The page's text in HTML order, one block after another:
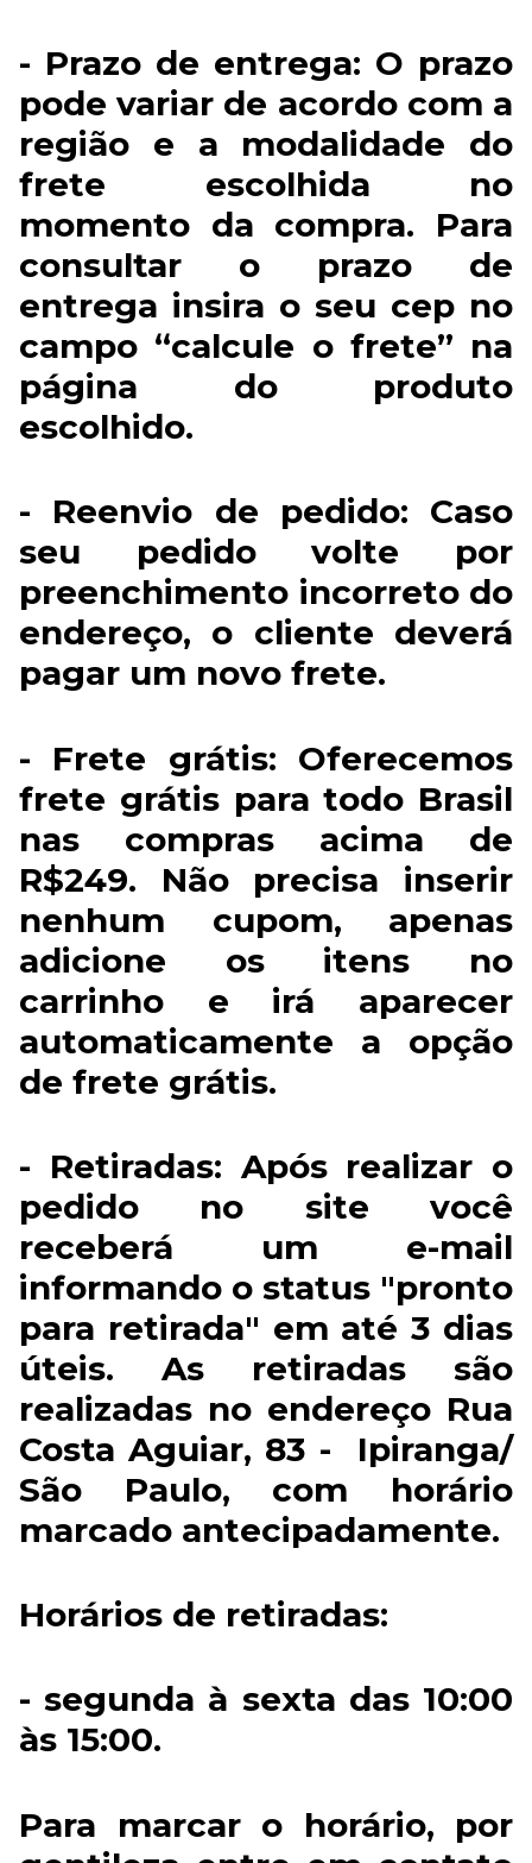
- Prazo de entrega: O prazo
pode variar de acordo com a
região e a modalidade do
frete escolhida no
momento da compra. Para
consultar o prazo de
entrega insira o seu cep no
campo “calcule o frete” na
página do produto
escolhido.
- Reenvio de pedido: Caso
seu pedido volte por
preenchimento incorreto do
endereço, o cliente deverá
pagar um novo frete.
- Frete grátis: Oferecemos
frete grátis para todo Brasil
nas compras acima de
R$249. Não precisa inserir
nenhum cupom, apenas
adicione os itens no
carrinho e irá aparecer
automaticamente a opção
de frete grátis.
- Retiradas: Após realizar o
pedido no site você
receberá um e-mail
informando o status "pronto
para retirada" em até 3 dias
úteis. As retiradas são
realizadas no endereço Rua
Costa Aguiar, 83 - Ipiranga/
São Paulo, com horário
marcado antecipadamente.
Horários de retiradas:
- segunda à sexta das 10:00
às 15:00.
Para marcar o horário, por